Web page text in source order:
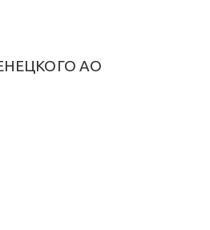
АО